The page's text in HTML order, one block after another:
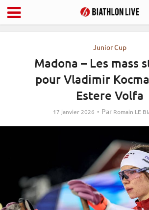
Junior Cup
Madona – Les mass
pour Vladimir
Estere Volfa
17 janvier 2026 Par Romain LE